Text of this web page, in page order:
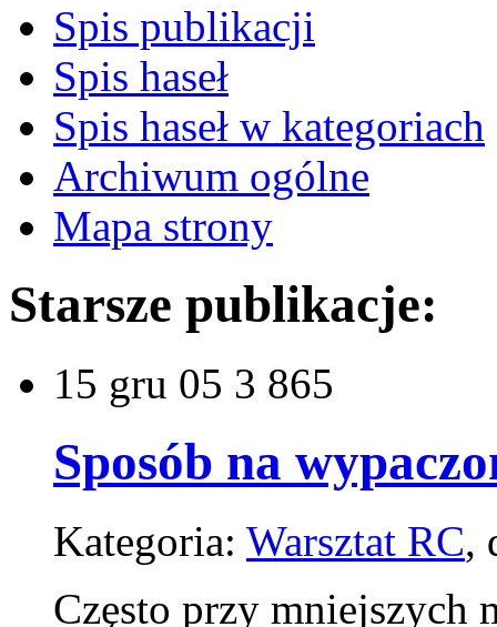
Spis publikacji
Spis haseł
Spis haseł w kategoriach
Archiwum ogólne
Mapa strony
Starsze publikacje:
15 gru 05 3 865
Sposób na
Kategoria: Warsztat RC,
Często przy mniejszych